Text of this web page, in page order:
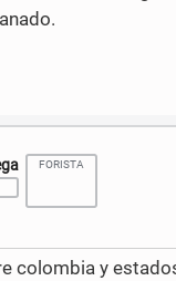
FORISTA
colombia y